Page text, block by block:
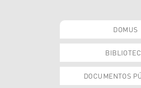
DOMUS
DOCUMENTOS